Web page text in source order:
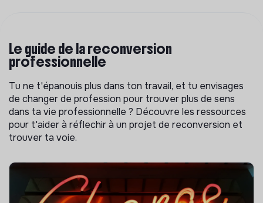
Le guide de la reconversion
professionnelle
Tu ne t'épanouis plus dans ton travail, et tu envisages
de changer de profession pour trouver plus de sens
dans ta vie professionnelle ? Découvre les ressources
pour t'aider à réflechir à un projet de reconversion et
trouver ta voie.